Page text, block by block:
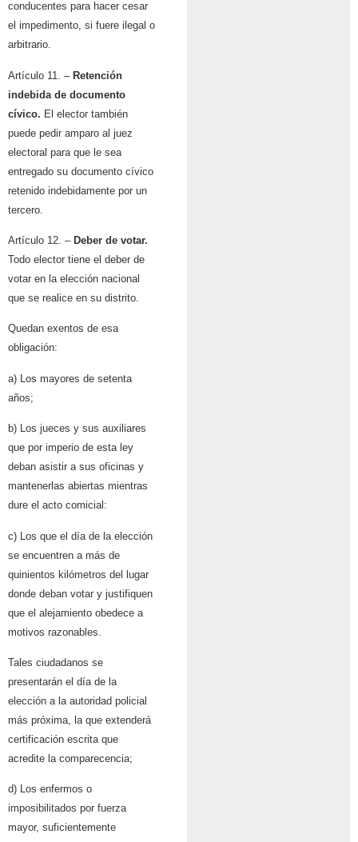
conducentes para hacer cesar
el impedimento, si fuere ilegal o
arbitrario.
Artículo 11. – Retención
indebida de documento
cívico. El elector también
puede pedir amparo al juez
electoral para que le sea
entregado su documento cívico
retenido indebidamente por un
tercero.
Artículo 12. – Deber de votar.
Todo elector tiene el deber de
votar en la elección nacional
que se realice en su distrito.
Quedan exentos de esa
obligación:
a) Los mayores de setenta
años;
b) Los jueces y sus auxiliares
que por imperio de esta ley
deban asistir a sus oficinas y
mantenerlas abiertas mientras
dure el acto comicial:
c) Los que el día de la elección
se encuentren a más de
quinientos kilómetros del lugar
donde deban votar y justifiquen
que el alejamiento obedece a
motivos razonables.
Tales ciudadanos se
presentarán el día de la
elección a la autoridad policial
más próxima, la que extenderá
certificación escrita que
acredite la comparecencia;
d) Los enfermos o
imposibilitados por fuerza
mayor, suficientemente